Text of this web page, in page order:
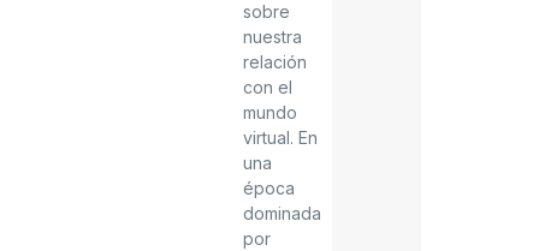
sobre
nuestra
relación
con el
mundo
virtual. En
una
época
dominada
por